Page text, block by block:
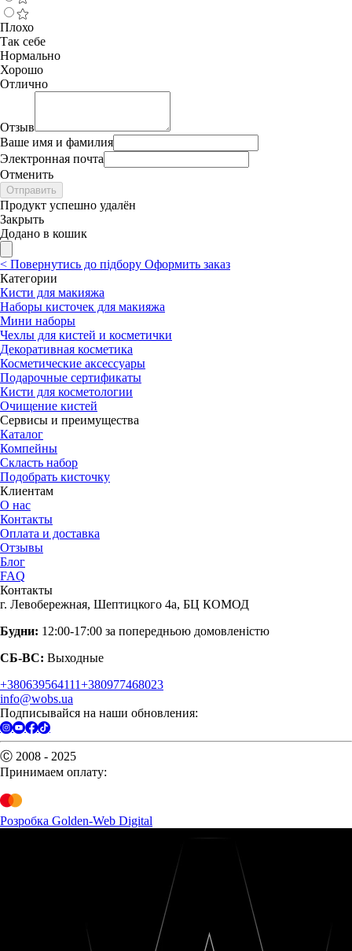
Плохо
Так себе
Нормально
Хорошо
Отлично
Отзыв
Ваше имя и фамилия
Электронная почта
Отменить
Отправить
Продукт успешно удалён
Закрыть
Додано в кошик
< Повернутись до підбору Оформить заказ
Категории
Кисти для макияжа
Наборы кисточек для макияжа
Мини наборы
Чехлы для кистей и косметички
Декоративная косметика
Косметические аксессуары
Подарочные сертификаты
Кисти для косметологии
Очищение кистей
Сервисы и преимущества
Каталог
Компейны
Скласть набор
Подобрать кисточку
Клиентам
О нас
Контакты
Оплата и доставка
Отзывы
Блог
FAQ
Контакты
г. Левобережная, Шептицкого 4а, БЦ КОМОД
Будни: 12:00-17:00 за попередньою домовленістю
СБ-ВС: Выходные
+380639564111+380977468023
info@wobs.ua
Подписывайся на наши обновления:
Ⓒ 2008 - 2025
Принимаем оплату:
Розробка Golden-Web Digital